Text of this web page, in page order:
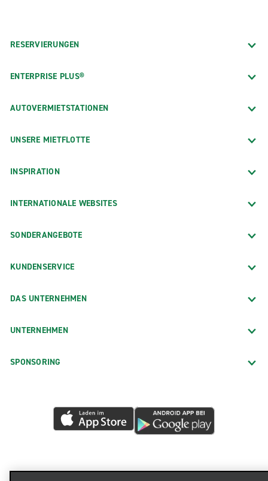
RESERVIERUNGEN
ENTERPRISE PLUS®
AUTOVERMIETSTATIONEN
UNSERE MIETFLOTTE
INSPIRATION
INTERNATIONALE WEBSITES
SONDERANGEBOTE
KUNDENSERVICE
DAS UNTERNEHMEN
UNTERNEHMEN
SPONSORING